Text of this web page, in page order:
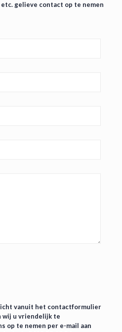
gelieve contact op te nemen
vanuit het contactformulier
wij u vriendelijk te
op te nemen per e-mail aan